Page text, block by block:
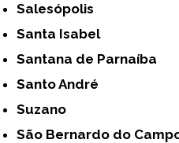
Salesópolis
Santa Isabel
Santana de Parnaíba
Santo André
Suzano
São Bernardo do